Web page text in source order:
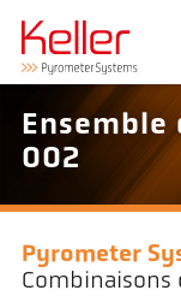
Ensemble
002
Pyrometer